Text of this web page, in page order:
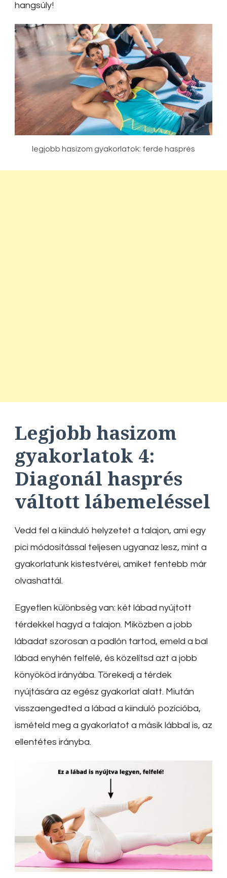
hangsúly!
legjobb hasizom gyakorlatok: ferde hasprés
Legjobb hasizom
gyakorlatok 4:
Diagonál hasprés
váltott lábemeléssel
Vedd fel a kiinduló helyzetet a talajon, ami egy
pici módosítással teljesen ugyanaz lesz, mint a
gyakorlatunk kistestvérei, amiket fentebb már
olvashattál.
Egyetlen különbség van: két lábad nyújtott
térdekkel hagyd a talajon. Miközben a jobb
lábadat szorosan a padlón tartod, emeld a bal
lábad enyhén felfelé, és közelítsd azt a jobb
könyököd irányába. Törekedj a térdek
nyújtására az egész gyakorlat alatt. Miután
visszaengedted a lábad a kiinduló pozícióba,
ismételd meg a gyakorlatot a másik lábbal is, az
ellentétes irányba.